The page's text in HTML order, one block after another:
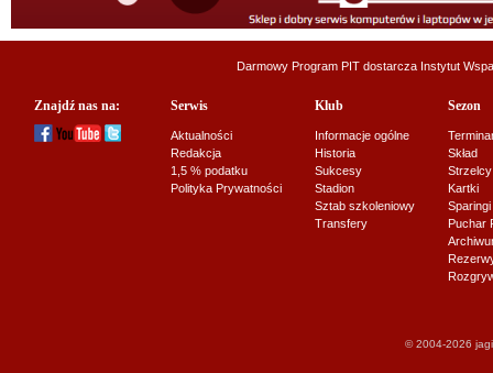
Darmowy Program PIT dostarcza Instytut
Znajdź nas na: Serwis
Aktualności
Redakcja
1,5 % podatku
Polityka Prywatności
Klub
Informacje ogólne
Historia
Sukcesy
Stadion
Sztab szkoleniowy
Transfery
Sezon
Skład
Strzelcy
Kartki
Sparingi
Puchar
© 2004-2026